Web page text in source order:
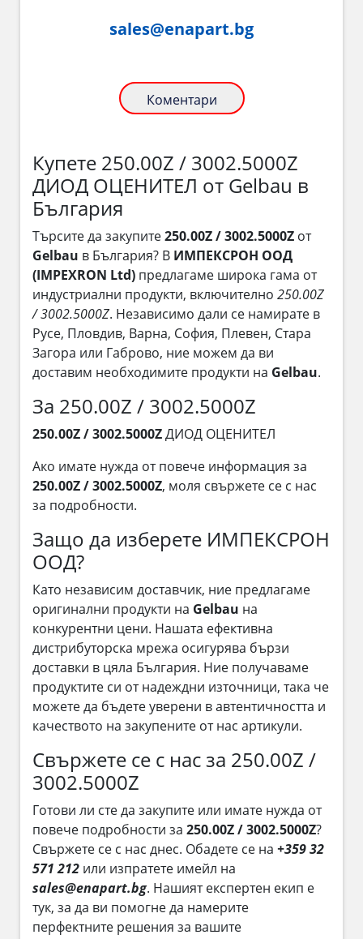
sales@enapart.bg
Коментари
Купете 250.00Z / 3002.5000Z
ДИОД ОЦЕНИТЕЛ от Gelbau в
България
Търсите да закупите250.00Z / 3002.5000Z от
Gelbau в България? В ИМПЕКСРОН ООД
(IMPEXRON Ltd) предлагаме широка гама от
индустриални продукти, включително 250.00Z
/ 3002.5000Z. Независимо дали се намирате в
Русе, Пловдив, Варна, София, Плевен, Стара
Загора или Габрово, ние можем да ви
доставим необходимите продукти на Gelbau.
За 250.00Z / 3002.5000Z
250.00Z / 3002.5000ZДИОД ОЦЕНИТЕЛ
Ако имате нужда от повече информация за
250.00Z / 3002.5000Z, моля свържете се с нас
за подробности.
Защо да изберете ИМПЕКСРОН
ООД?
Като независим доставчик, ние предлагаме
оригинални продукти на Gelbau на
конкурентни цени. Нашата ефективна
дистрибуторска мрежа осигурява бързи
доставки в цяла България. Ние получаваме
продуктите си от надеждни източници, така че
можете да бъдете уверени в автентичността и
качеството на закупените от нас артикули.
Свържете се с нас за 250.00Z /
3002.5000Z
Готови ли сте да закупите или имате нужда от
повече подробности за 250.00Z / 3002.5000Z?
Свържете се с нас днес. Обадете се на +359 32
571 212 или изпратете имейл на
sales@enapart.bg. Нашият експертен екип е
тук, за да ви помогне да намерите
перфектните решения за вашите